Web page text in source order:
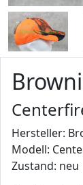
Hersteller:
Modell:
Zustand: neu